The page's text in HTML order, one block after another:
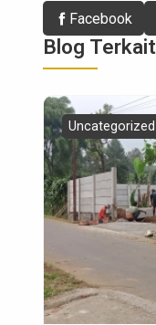
Facebook
Blog Terkait
Uncategorized